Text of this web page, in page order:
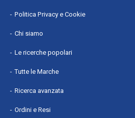
Altezza imballo : 900 mm
Peso dell'imballo : 44 kg
Politica Privacy e Cookie
Chi siamo
Le ricerche popolari
Tutte le Marche
Ricerca avanzata
Ordini e Resi